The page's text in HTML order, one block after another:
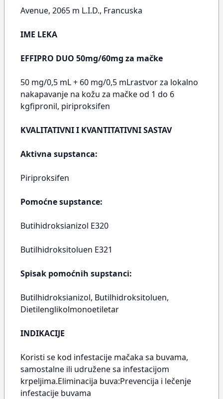
Avenue, 2065 m L.I.D., Francuska
IME LEKA
EFFIPRO DUO 50mg/60mg za mačke
50 mg/0,5 mL + 60 mg/0,5 mLrastvor za lokalno
nakapavanje na kožu za mačke od 1 do 6
kgfipronil, piriproksifen
KVALITATIVNI I KVANTITATIVNI SASTAV
Aktivna supstanca:
Piriproksifen
Pomoćne supstance:
Butihidroksianizol E320
Butilhidroksitoluen E321
Spisak pomoćnih supstanci:
Butilhidroksianizol, Butilhidroksitoluen,
Dietilenglikolmonoetiletar
INDIKACIJE
Koristi se kod infestacije mačaka sa buvama,
samostalne ili udružene sa infestacijom
krpeljima.Eliminacija buva:Prevencija i lečenje
infestacije buvama